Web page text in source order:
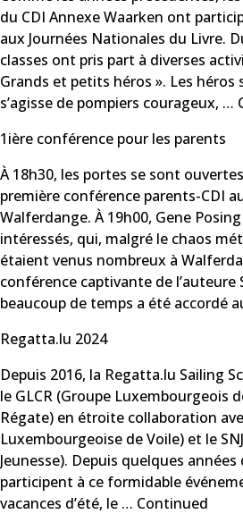
du CDI Annexe Waarken ont
aux Journées Nationales du Livre.
classes ont pris part à diverses
Grands et petits héros ». Les héros
s’agisse de pompiers courageux, …
1ière conférence pour les parents
À 18h30, les portes se sont
première conférence parents-CDI
Walferdange. À 19h00, Gene
intéressés, qui, malgré le chaos
étaient venus nombreux à
conférence captivante de l’auteure
beaucoup de temps a été accordé
Regatta.lu 2024
Depuis 2016, la Regatta.lu Sailing
le GLCR (Groupe Luxembourgeois
Régate) en étroite collaboration
Luxembourgeoise de Voile) et le
Jeunesse). Depuis quelques
participent à ce formidable
vacances d’été, le … Continued